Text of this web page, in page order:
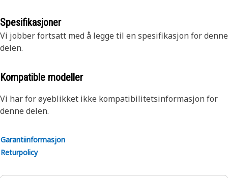
Spesifikasjoner
Vi jobber fortsatt med å legge til en spesifikasjon for denne
delen.
Kompatible modeller
Vi har for øyeblikket ikke kompatibilitetsinformasjon for
denne delen.
Garantiinformasjon
Returpolicy